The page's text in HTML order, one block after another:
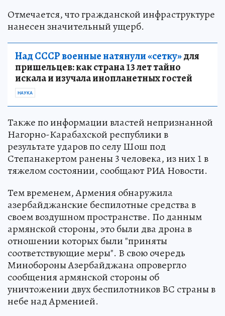
Отмечается, что гражданской инфраструктуре
нанесен значительный ущерб.
Над СССР военные натянули «сетку»для
пришельцев: как страна 13 лет тайно
искала и изучала инопланетных гостей
НАУКА
Также по информации властей непризнанной
Нагорно-Карабахской республики в
результате ударов по селу Шош под
Степанакертом ранены 3 человека, из них 1 в
тяжелом состоянии, сообщают РИА Новости.
Тем временем, Армения обнаружила
азербайджанские беспилотные средства в
своем воздушном пространстве. По данным
армянской стороны, это были два дрона в
отношении которых были "приняты
соответствующие меры". В свою очередь
Минобороны Азербайджана опровергло
сообщения армянской стороны об
уничтожении двух беспилотников ВС страны в
небе над Арменией.